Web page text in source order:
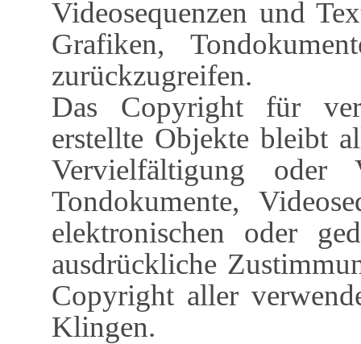
Videosequenzen und
Grafiken,
zurückzugreifen.
Das Copyright für
erstellte Objekte bleibt
Vervielfältigung oder
Tondokumente,
elektronischen oder
ausdrückliche
Copyright aller
Klingen.